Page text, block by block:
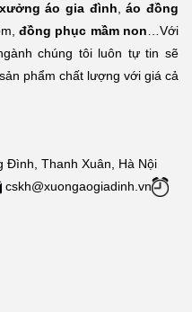
xưởng áo gia đình ,áo đồng
đồng phục mầm non …Với
chúng tôi luôn tự tin sẽ
phẩm chất lượng với giá cả
Đình, Thanh Xuân, Hà Nội
cskh@xuongaogiadinh.vn